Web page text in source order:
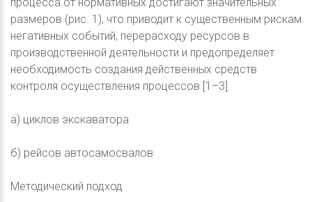
размеров (рис. 1), что приводит к существенным рискам
негативных событий, перерасходу ресурсов в
производственной деятельности и предопределяет
необходимость создания действенных средств
контроля осуществления процессов [1–3].
а) циклов экскаватора
б) рейсов автосамосвалов
Методический подход